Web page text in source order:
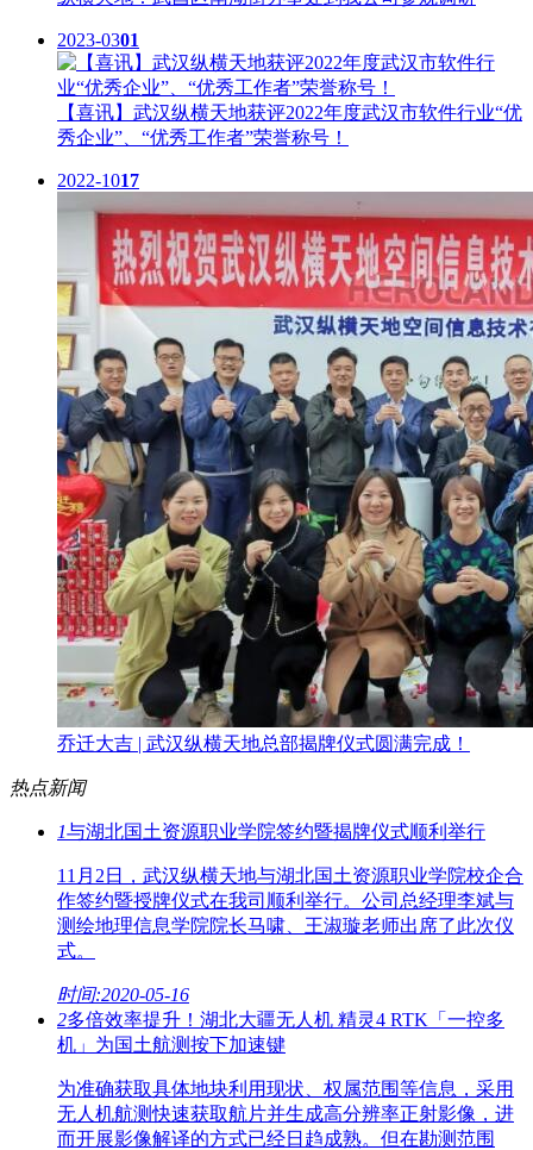
2023-0301
【喜讯】武汉纵横天地获评2022年度武汉市软件行业“优
秀企业”、“优秀工作者”荣誉称号！
2022-1017
乔迁大吉 | 武汉纵横天地总部揭牌仪式圆满完成！
热点新闻
1与湖北国土资源职业学院签约暨揭牌仪式顺利举行
11月2日，武汉纵横天地与湖北国土资源职业学院校企合
作签约暨授牌仪式在我司顺利举行。公司总经理李斌与
测绘地理信息学院院长马啸、王淑璇老师出席了此次仪
式。
时间:2020-05-16
2多倍效率提升！湖北大疆无人机 精灵4 RTK「一控多
机」为国土航测按下加速键
为准确获取具体地块利用现状、权属范围等信息，采用
无人机航测快速获取航片并生成高分辨率正射影像，进
而开展影像解译的方式已经日趋成熟。但在勘测范围